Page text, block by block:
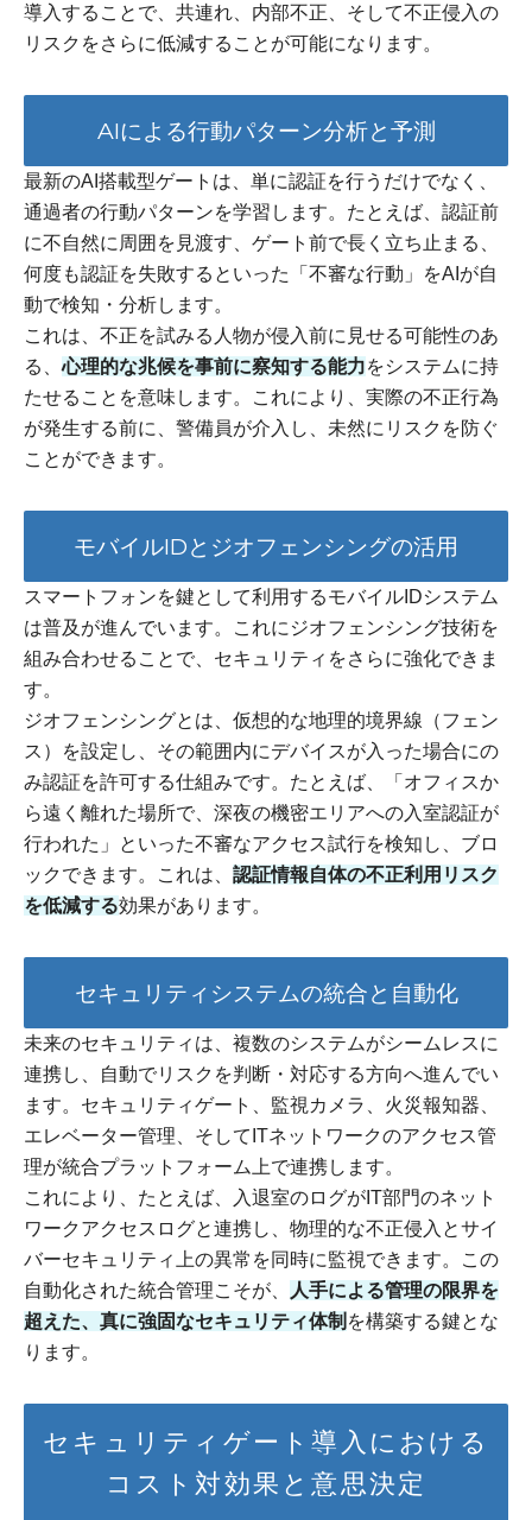
導入することで、共連れ、内部不正、そして不正侵入の
リスクをさらに低減することが可能になります。
AIによる行動パターン分析と予測
最新のAI搭載型ゲートは、単に認証を行うだけでなく、
通過者の行動パターンを学習します。たとえば、認証前
に不自然に周囲を見渡す、ゲート前で長く立ち止まる、
何度も認証を失敗するといった「不審な行動」をAIが自
動で検知・分析します。
これは、不正を試みる人物が侵入前に見せる可能性のあ
る、心理的な兆候を事前に察知する能力をシステムに持
たせることを意味します。これにより、実際の不正行為
が発生する前に、警備員が介入し、未然にリスクを防ぐ
ことができます。
モバイルIDとジオフェンシングの活用
スマートフォンを鍵として利用するモバイルIDシステム
は普及が進んでいます。これにジオフェンシング技術を
組み合わせることで、セキュリティをさらに強化できま
す。
ジオフェンシングとは、仮想的な地理的境界線（フェン
ス）を設定し、その範囲内にデバイスが入った場合にの
み認証を許可する仕組みです。たとえば、「オフィスか
ら遠く離れた場所で、深夜の機密エリアへの入室認証が
行われた」といった不審なアクセス試行を検知し、ブロ
ックできます。これは、 認証情報自体の不正利用リスク
を低減する効果があります。
セキュリティシステムの統合と自動化
未来のセキュリティは、複数のシステムがシームレスに
連携し、自動でリスクを判断・対応する方向へ進んでい
ます。セキュリティゲート、監視カメラ、火災報知器、
エレベーター管理、そしてITネットワークのアクセス管
理が統合プラットフォーム上で連携します。
これにより、たとえば、入退室のログがIT部門のネット
ワークアクセスログと連携し、物理的な不正侵入とサイ
バーセキュリティ上の異常を同時に監視できます。この
自動化された統合管理こそが、
人手による管理の限界を
超えた、真に強固なセキュリティ体制 を構築する鍵とな
ります。
セキュリティゲート導入における
コスト対効果と意思決定